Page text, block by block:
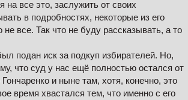
на все это, заслужить от своих
в подробностях, некоторые из его
все. Так что не буду рассказывать, а то
подан иск за подкуп избирателей. Но,
что суд у нас ещё полностью остался от
и ныне там, хотя, конечно, это
время хвастался тем, что именно с его